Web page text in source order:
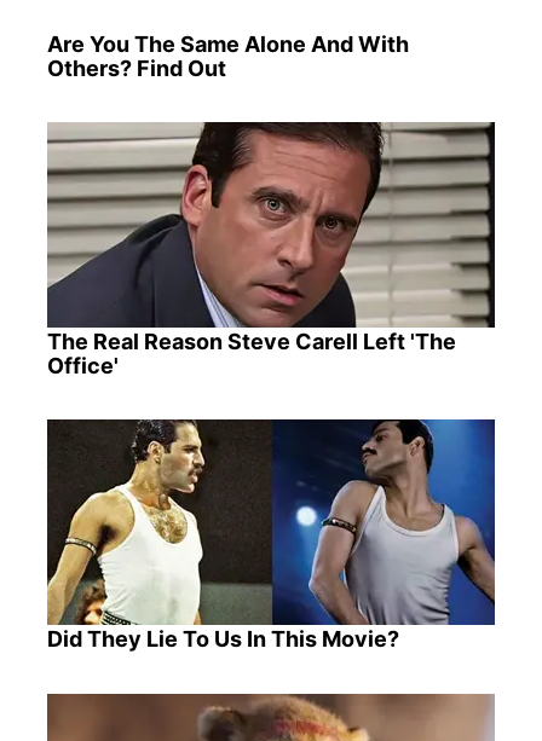
Are You The Same Alone And With
Others? Find Out
The Real Reason Steve Carell Left 'The
Office'
Did They Lie To Us In This Movie?